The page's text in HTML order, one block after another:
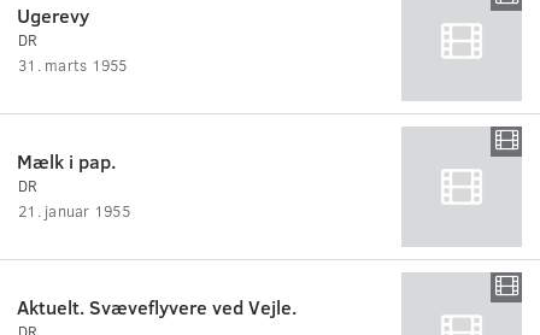
Ugerevy
DR
31. marts 1955
Mælk i pap.
DR
21. januar 1955
Aktuelt. Svæveflyvere ved Vejle.